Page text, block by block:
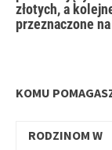
złotych, a
przeznaczone
KOMU
RODZINOM W